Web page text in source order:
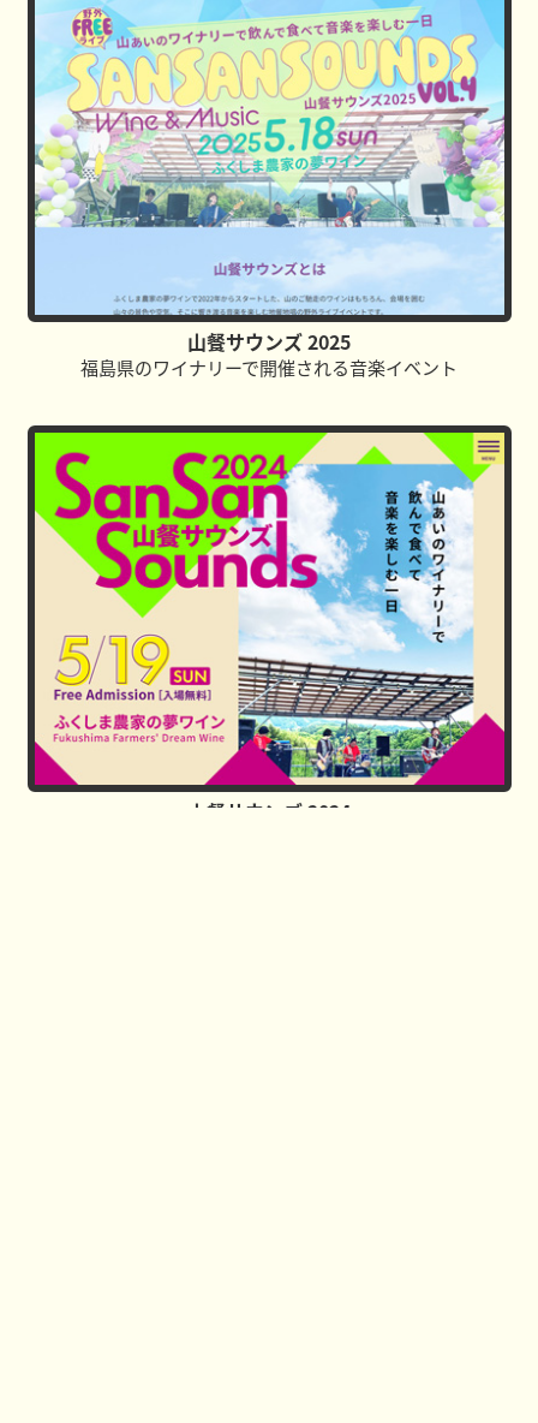
山餐サウンズ 2025
福島県のワイナリーで開催される音楽イベント
山餐サウンズ 2024